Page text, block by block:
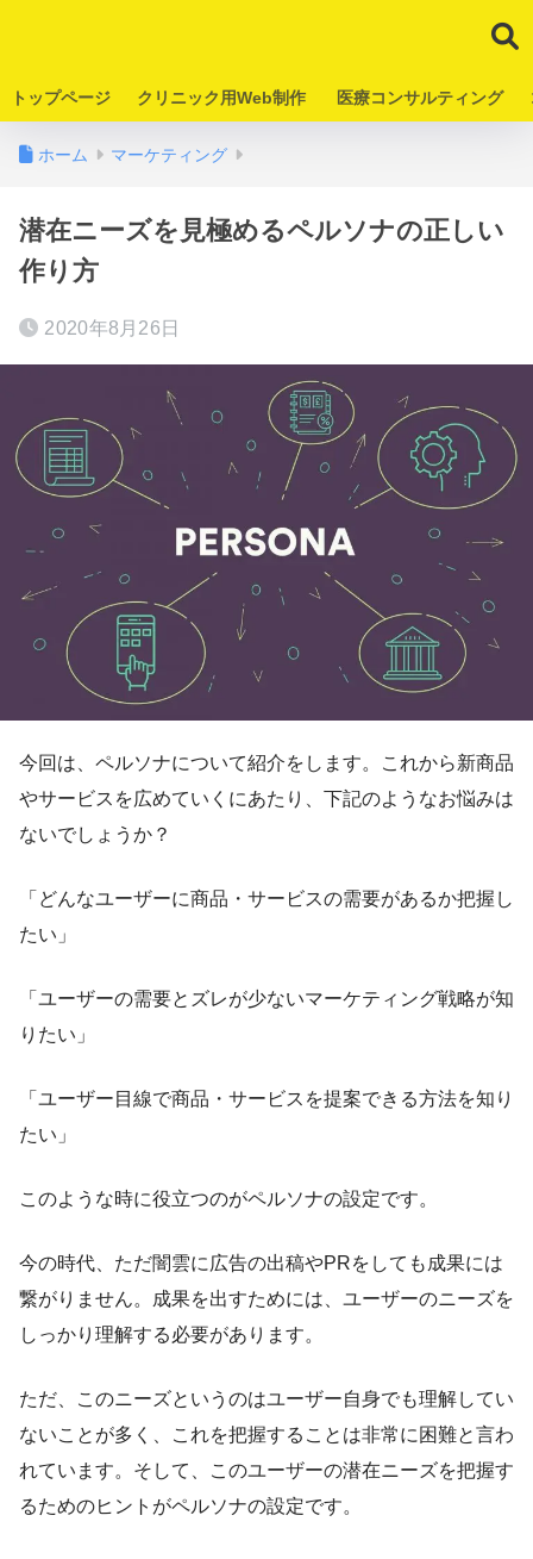
トップページ クリニック用Web制作 医療コンサルティング
ホーム マーケティング
潜在ニーズを見極めるペルソナの正しい
作り方
2020年8月26日
今回は、ペルソナについて紹介をします。これから新商品
やサービスを広めていくにあたり、下記のようなお悩みは
ないでしょうか？
「どんなユーザーに商品・サービスの需要があるか把握し
たい」
「ユーザーの需要とズレが少ないマーケティング戦略が知
りたい」
「ユーザー目線で商品・サービスを提案できる方法を知り
たい」
このような時に役立つのがペルソナの設定です。
今の時代、ただ闇雲に広告の出稿やPRをしても成果には
繋がりません。成果を出すためには、ユーザーのニーズを
しっかり理解する必要があります。
ただ、このニーズというのはユーザー自身でも理解してい
ないことが多く、これを把握することは非常に困難と言わ
れています。そして、このユーザーの潜在ニーズを把握す
るためのヒントがペルソナの設定です。